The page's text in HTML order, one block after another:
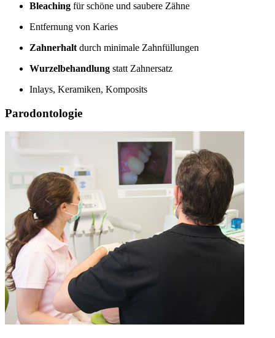
Bleaching für schöne und saubere Zähne
Entfernung von Karies
Zahnerhalt durch minimale Zahnfüllungen
Wurzelbehandlung statt Zahnersatz
Inlays, Keramiken, Komposits
Parodontologie